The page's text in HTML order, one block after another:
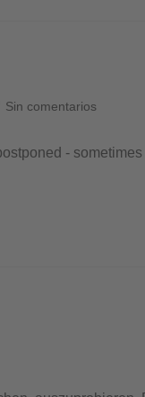
Sin comentarios
-